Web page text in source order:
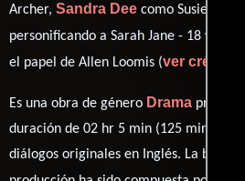
Archer, Sandra Dee como Susie - 16,
personificando a Sarah Jane - 18 y
el papel de Allen Loomis (ver créditos
Es una obra de género Drama
duración de 02 hr 5 min (125 minutos),
diálogos originales en Inglés. La banda